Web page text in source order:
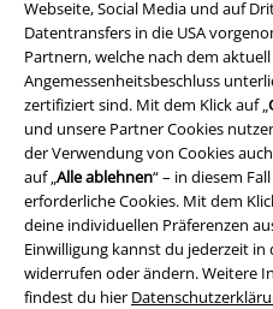
Webseite, Social Media und auf
Datentransfers in die USA
Partnern, welche nach dem
Angemessenheitsbeschluss
zertifiziert sind. Mit dem Klick auf „
und unsere Partner Cookies
der Verwendung von Cookies
auf „ Alle ablehnen“ – in diesem
erforderliche Cookies. Mit dem
deine individuellen Präferenzen
Einwilligung kannst du jederzeit in
widerrufen oder ändern. Weitere
findest du hier
A Warner Music